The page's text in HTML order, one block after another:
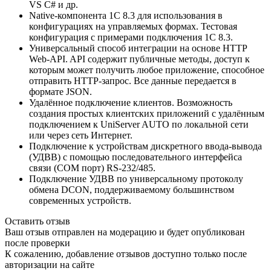
VS C# и др.
Native-компонента 1С 8.3 для использования в
конфигурациях на управляемых формах. Тестовая
конфигурация с примерами подключения 1С 8.3.
Универсальный способ интеграции на основе HTTP
Web-API. API содержит публичные методы, доступ к
которым может получить любое приложение, способное
отправить HTTP-запрос. Все данные передается в
формате JSON.
Удалённое подключение клиентов. Возможность
создания простых клиентских приложений с удалённым
подключением к UniServer AUTO по локальной сети
или через сеть Интернет.
Подключение к устройствам дискретного ввода-вывода
(УДВВ) с помощью последовательного интерфейса
связи (COM порт) RS-232/485.
Подключение УДВВ по универсальному протоколу
обмена DCON, поддерживаемому большинством
современных устройств.
Оставить отзыв
Ваш отзыв отправлен на модерацию и будет опубликован
после проверки
К сожалению, добавление отзывов доступно только после
авторизации на сайте